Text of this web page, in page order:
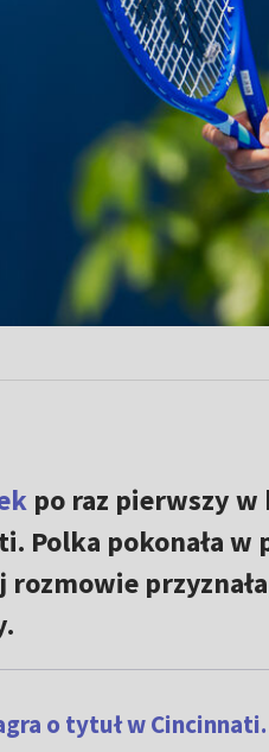
po raz pierwszy w
Polka pokonała w
rozmowie
o tytuł w